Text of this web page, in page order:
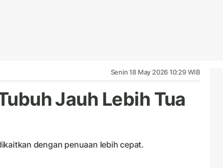
Senin 18 May 2026 10:29 WIB
Jauh Lebih Tua
dengan penuaan lebih cepat.